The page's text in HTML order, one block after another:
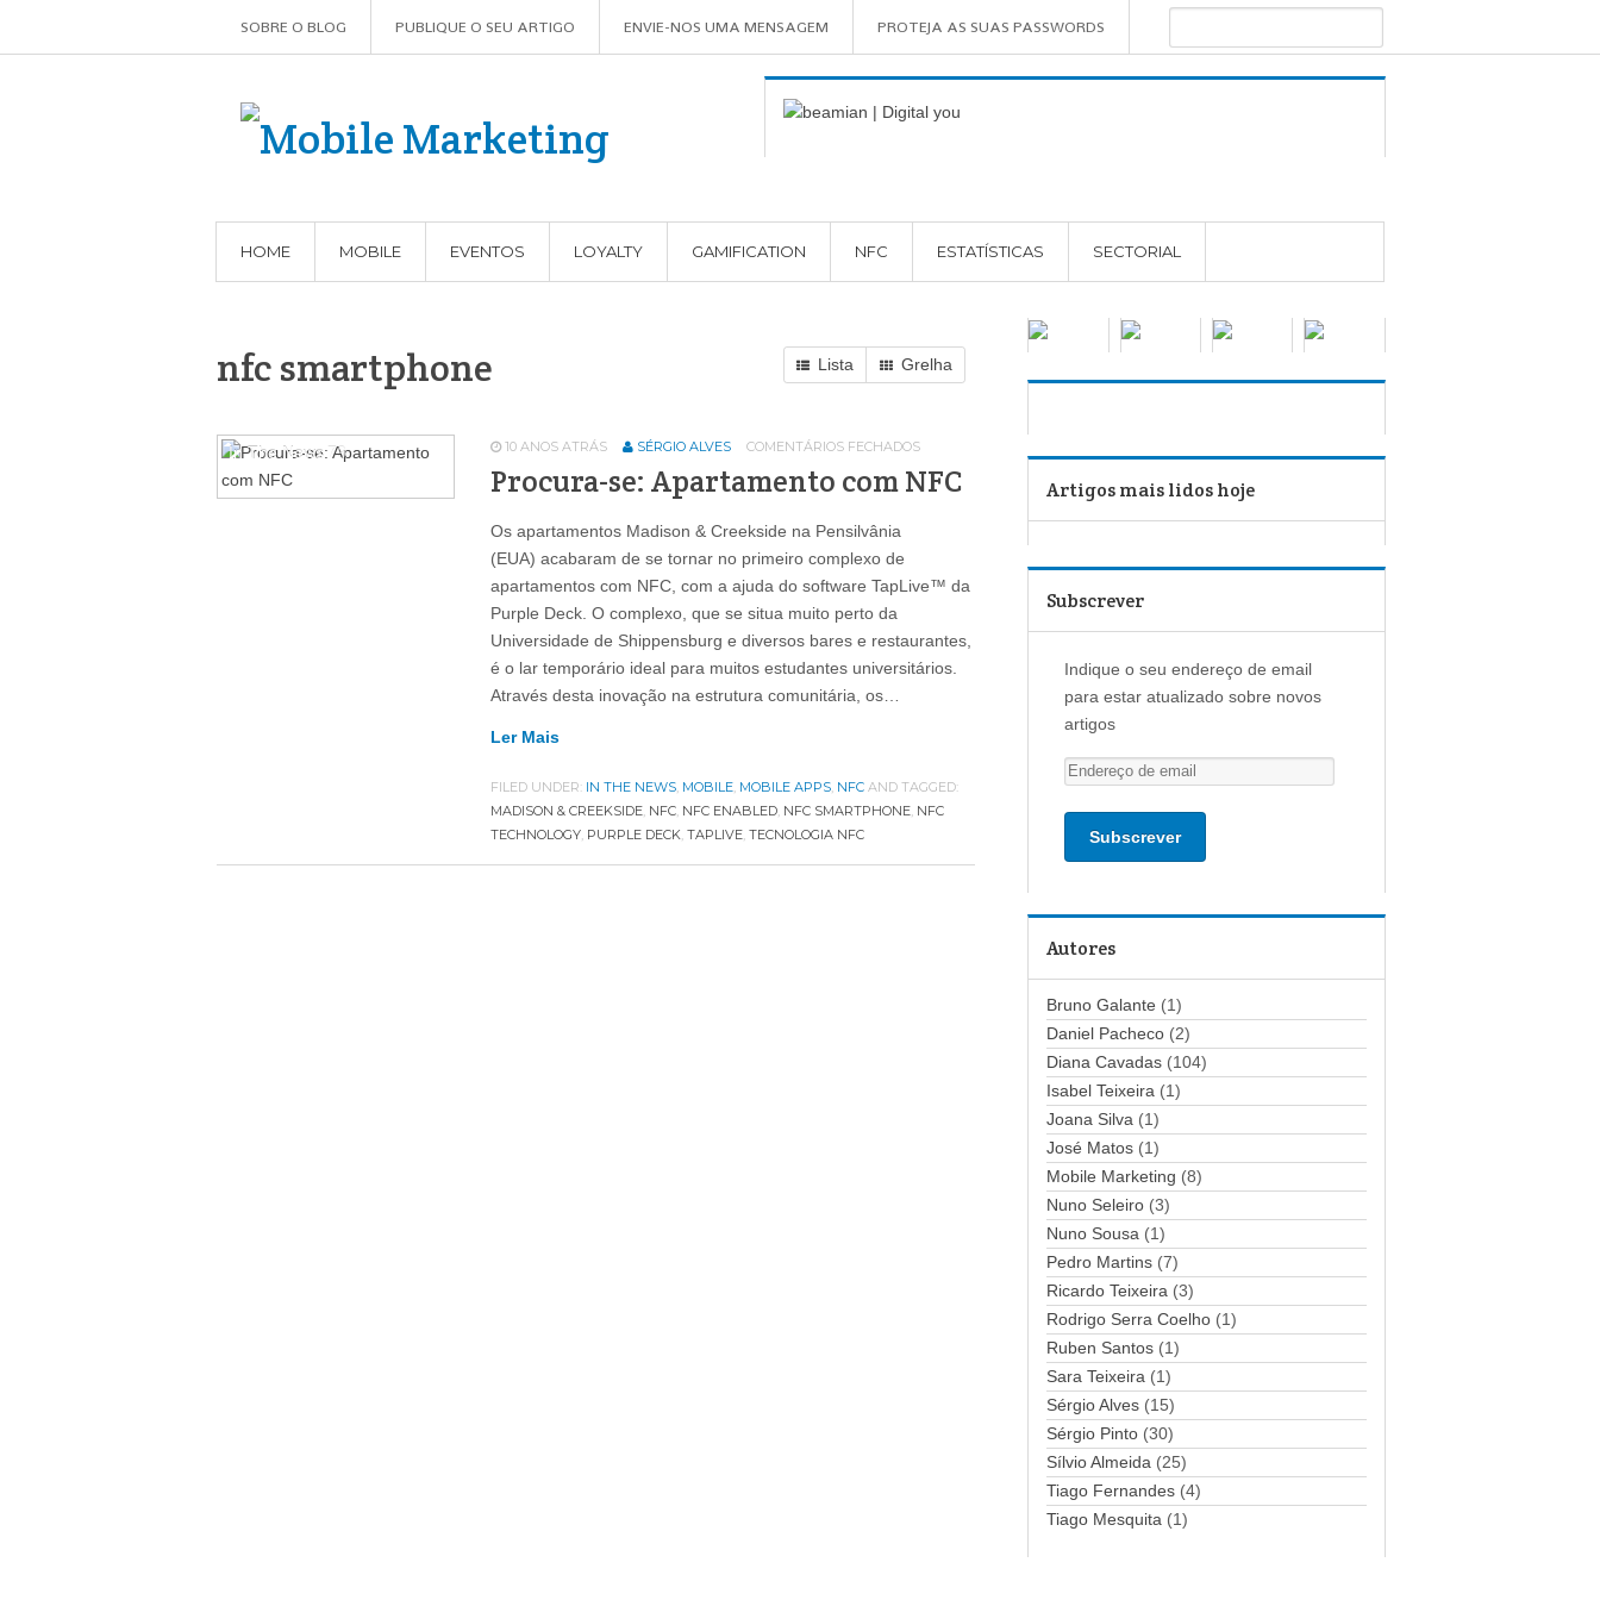
SOBRE O BLOG PUBLIQUE O SEU ARTIGO ENVIE-NOS UMA MENSAGEM PROTEJA AS SUAS PASSWORDS
HOME MOBILE EVENTOS LOYALTY GAMIFICATION NFC ESTATÍSTICAS SECTORIAL
nfc smartphone Lista Grelha
In The News 79 10 ANOS ATRÁS SÉRGIO ALVES COMENTÁRIOS FECHADOS
Procura-se: Apartamento com NFC
Os apartamentos Madison & Creekside na Pensilvânia
(EUA) acabaram de se tornar no primeiro complexo de
apartamentos com NFC, com a ajuda do software TapLive™ da
Purple Deck. O complexo, que se situa muito perto da
Universidade de Shippensburg e diversos bares e restaurantes,
é o lar temporário ideal para muitos estudantes universitários.
Através desta inovação na estrutura comunitária, os…
Ler Mais
FILED UNDER: IN THE NEWS, MOBILE, MOBILE APPS, NFC AND TAGGED:
MADISON & CREEKSIDE, NFC, NFC ENABLED, NFC SMARTPHONE, NFC
TECHNOLOGY, PURPLE DECK, TAPLIVE, TECNOLOGIA NFC
Artigos mais lidos hoje
Subscrever
Indique o seu endereço de email
para estar atualizado sobre novos
artigos
E
n
d
o
d
e
e
m
a
i
l
Autores
Bruno Galante (1)
Daniel Pacheco (2)
Diana Cavadas (104)
Isabel Teixeira (1)
Joana Silva (1)
José Matos (1)
Mobile Marketing (8)
Nuno Seleiro (3)
Nuno Sousa (1)
Pedro Martins (7)
Ricardo Teixeira (3)
Rodrigo Serra Coelho (1)
Ruben Santos (1)
Sara Teixeira (1)
Sérgio Alves (15)
Sérgio Pinto (30)
Sílvio Almeida (25)
Tiago Fernandes (4)
Tiago Mesquita (1)